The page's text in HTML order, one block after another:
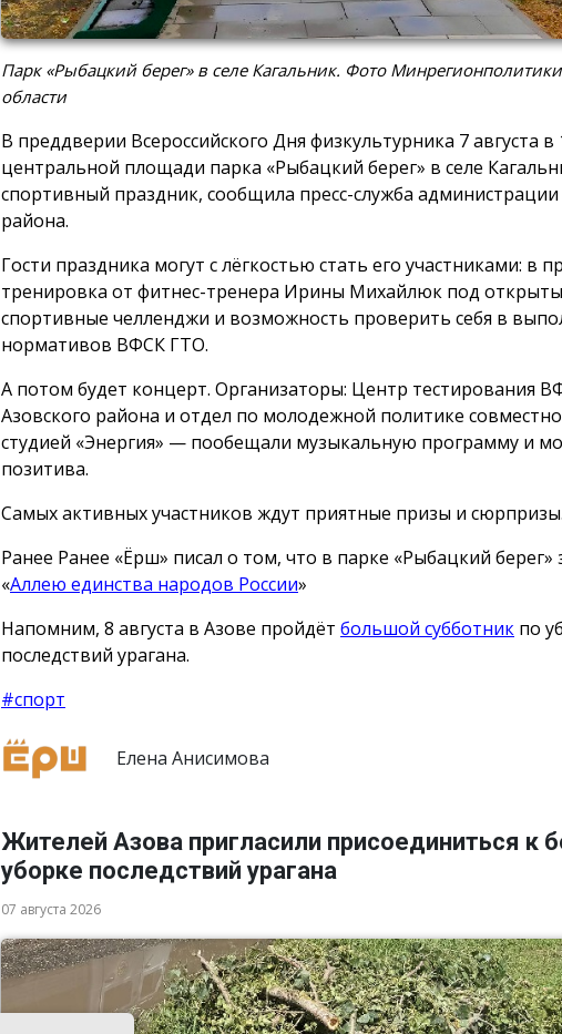
Парк «Рыбацкий берег» в селе Кагальник. Фото
области
В преддверии Всероссийского Дня физкультурника 7 августа в
центральной площади парка «Рыбацкий берег» в селе
спортивный праздник, сообщила пресс-служба администрации
района.
Гости праздника могут с лёгкостью стать его участниками: в
тренировка от фитнес-тренера Ирины Михайлюк под
спортивные челленджи и возможность проверить себя в
нормативов ВФСК ГТО.
А потом будет концерт. Организаторы: Центр тестирования
Азовского района и отдел по молодежной политике
студией «Энергия» — пообещали музыкальную программу и
позитива.
Самых активных участников ждут приятные призы и
Ранее Ранее «Ёрш» писал о том, что в парке «Рыбацкий берег»
«Аллею единства народов России»
Напомним, 8 августа в Азове пройдёт большой субботник по
последствий урагана.
#спорт
Елена Анисимова
Жителей Азова пригласили присоединиться к
уборке последствий урагана
07 августа 2026